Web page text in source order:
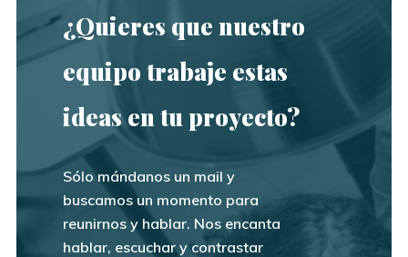
¿Quieres que nuestro
equipo trabaje estas
ideas en tu proyecto?
Sólo mándanos un mail y
buscamos un momento para
reunirnos y hablar. Nos encanta
hablar, escuchar y contrastar